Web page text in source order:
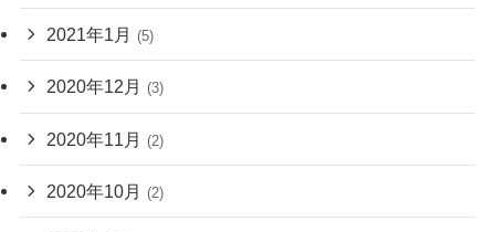
2021年1月 (5)
2020年12月 (3)
2020年11月 (2)
2020年10月 (2)